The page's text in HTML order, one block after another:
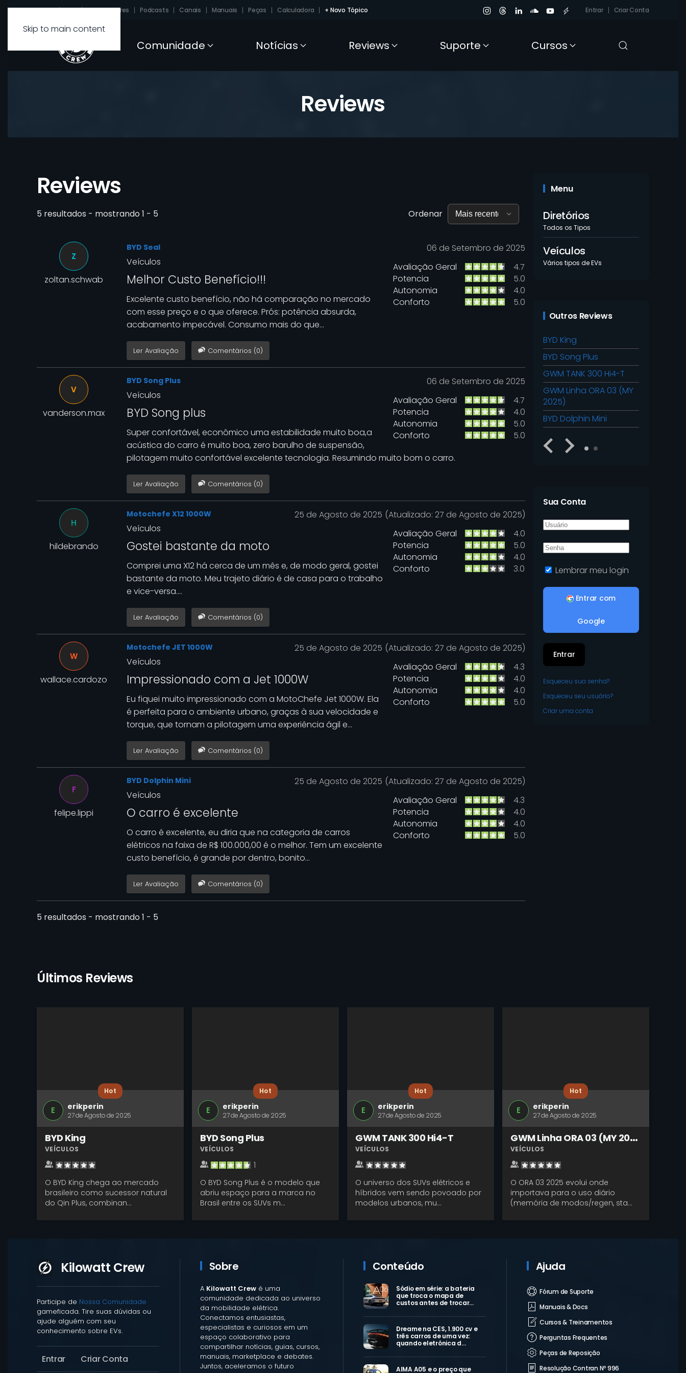
Skip to main content
Sobre FAQ Carregadores Podcasts Canais Manuais Peças Calculadora + Novo Tópico Entrar Criar Conta
Comunidade Notícias Reviews Suporte Cursos
Reviews
Reviews
5 resultados - mostrando 1 - 5 Ordenar
06 de Setembro de 2025
Avaliação Geral
4.7
Potencia
5.0
Autonomia
4.0
Conforto
5.0
BYD Seal
Veículos
Melhor Custo Benefício!!!
Excelente custo benefício, não há comparação no mercado
com esse preço e o que oferece. Prós: potência absurda,
acabamento impecável. Consumo mais do que...
Z
zoltan.schwab
Ler Avaliação Comentários (0)
06 de Setembro de 2025
Avaliação Geral
4.7
Potencia
4.0
Autonomia
5.0
Conforto
5.0
BYD Song Plus
Veículos
BYD Song plus
Super confortável, econômico uma estabilidade muito boa,a
acústica do carro é muito boa, zero barulho de suspensão,
pilotagem muito confortável excelente tecnologia. Resumindo muito bom o carro.
V
vanderson.max
Ler Avaliação Comentários (0)
25 de Agosto de 2025 (Atualizado: 27 de Agosto de 2025)
Avaliação Geral
4.0
Potencia
5.0
Autonomia
4.0
Conforto
3.0
Motochefe X12 1000W
Veículos
Gostei bastante da moto
Comprei uma X12 há cerca de um mês e, de modo geral, gostei
bastante da moto. Meu trajeto diário é de casa para o trabalho
e vice-versa....
H
hildebrando
Ler Avaliação Comentários (0)
25 de Agosto de 2025 (Atualizado: 27 de Agosto de 2025)
Avaliação Geral
4.3
Potencia
4.0
Autonomia
4.0
Conforto
5.0
Motochefe JET 1000W
Veículos
Impressionado com a Jet 1000W
Eu fiquei muito impressionado com a MotoChefe Jet 1000W. Ela
é perfeita para o ambiente urbano, graças à sua velocidade e
torque, que tornam a pilotagem uma experiência ágil e...
W
wallace.cardozo
Ler Avaliação Comentários (0)
25 de Agosto de 2025 (Atualizado: 27 de Agosto de 2025)
Avaliação Geral
4.3
Potencia
4.0
Autonomia
4.0
Conforto
5.0
BYD Dolphin Mini
Veículos
O carro é excelente
O carro é excelente, eu diria que na categoria de carros
elétricos na faixa de R$ 100.000,00 é o melhor. Tem um excelente
custo benefício, é grande por dentro, bonito...
F
felipe.lippi
Ler Avaliação Comentários (0)
5 resultados - mostrando 1 - 5
Menu
Diretórios
Todos os Tipos
Veículos
Vários tipos de EVs
Outros Reviews
BYD King
BYD Song Plus
GWM TANK 300 Hi4-T
GWM Linha ORA 03 (MY
2025)
BYD Dolphin Mini
Sua Conta
Lembrar meu login
Google
Entrar
Esqueceu sua senha?
Esqueceu seu usuário?
Criar uma conta
Últimos Reviews
E erikperin
27 de Agosto de 2025
Hot
BYD King
VEÍCULOS
O BYD King chega ao mercado
brasileiro como sucessor natural
do Qin Plus, combinan...
E erikperin
27 de Agosto de 2025
Hot
BYD Song Plus
VEÍCULOS
1
O BYD Song Plus é o modelo que
abriu espaço para a marca no
Brasil entre os SUVs m...
E erikperin
27 de Agosto de 2025
Hot
GWM TANK 300 Hi4-T
VEÍCULOS
O universo dos SUVs elétricos e
híbridos vem sendo povoado por
modelos urbanos, mu...
E erikperin
27 de Agosto de 2025
Hot
G
WM Linha ORA 03 (MY 2025)
VEÍCULOS
O ORA 03 2025 evolui onde
importava para o uso diário
(memória de modos/regen, sta...
Kilowatt Crew
Participe de Nossa Comunidade
gameficada. Tire suas dúvidas ou
ajude alguém com seu
conhecimento sobre EVs.
Entrar Criar Conta
Sobre
A Kilowatt Crew é uma
comunidade dedicada ao universo
da mobilidade elétrica.
Conectamos entusiastas,
especialistas e curiosos em um
espaço colaborativo para
compartilhar notícias, guias, cursos,
manuais, marketplace e debates.
Juntos, aceleramos o futuro
Conteúdo
Sódio em série: a bateria
que troca o mapa de
custos antes de trocar…
Dreame na CES, 1.900 cv e
três carros de uma vez:
quando eletrônica d…
AIMA A05 e o preço que
Ajuda
Fórum de Suporte
Manuais & Docs
Cursos & Treinamentos
Perguntas Frequentes
Peças de Reposição
Resolução Contran Nº 996